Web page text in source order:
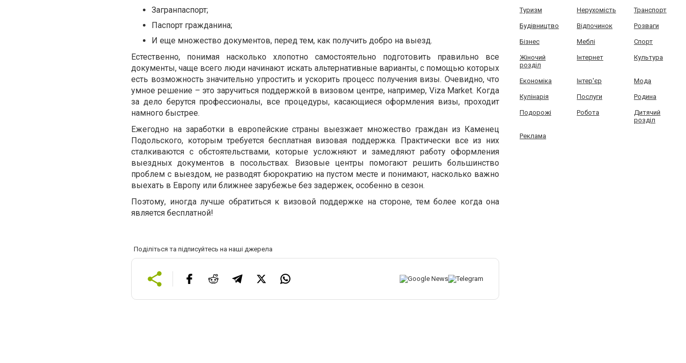
Загранпаспорт;
Паспорт гражданина;
И еще множество документов, перед тем, как получить добро на выезд.
Естественно, понимая насколько хлопотно самостоятельно подготовить правильно все
документы, чаще всего люди начинают искать альтернативные варианты, с помощью которых
есть возможность значительно упростить и ускорить процесс получения визы. Очевидно, что
умное решение – это заручиться поддержкой в визовом центре, например, Viza Market. Когда
за дело берутся профессионалы, все процедуры, касающиеся оформления визы, проходит
намного быстрее.
Ежегодно на заработки в европейские страны выезжает множество граждан из Каменец
Подольского, которым требуется бесплатная визовая поддержка. Практически все из них
сталкиваются с обстоятельствами, которые усложняют и замедляют работу оформления
выездных документов в посольствах. Визовые центры помогают решить большинство
проблем с выездом, не разводят бюрократию на пустом месте и понимают, насколько важно
выехать в Европу или ближнее зарубежье без задержек, особенно в сезон.
Поэтому, иногда лучше обратиться к визовой поддержке на стороне, тем более когда она
является бесплатной!
Поділіться та підписуйтесь на наші джерела
Туризм Нерухомість Транспорт
Будівництво Відпочинок Розваги
Бізнес Меблі Спорт
Жіночий
розділ
Інтернет Культура
Економіка Інтер'єр Мода
Кулінарія Послуги Родина
Подорожі Робота
Дитячий
розділ
Реклама